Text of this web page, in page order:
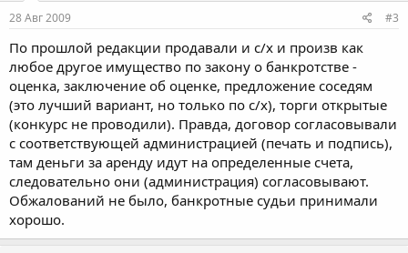
28 Авг 2009 #3
По прошлой редакции продавали и с/х и произв как
любое другое имущество по закону о банкротстве -
оценка, заключение об оценке, предложение соседям
(это лучший вариант, но только по с/х), торги открытые
(конкурс не проводили). Правда, договор согласовывали
с соответствующей администрацией (печать и подпись),
там деньги за аренду идут на определенные счета,
следовательно они (администрация) согласовывают.
Обжалований не было, банкротные судьи принимали
хорошо.